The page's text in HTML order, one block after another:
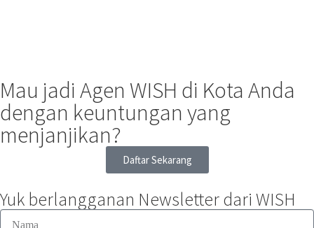
Mau jadi Agen WISH di Kota Anda
dengan keuntungan yang
menjanjikan?
Daftar Sekarang
Yuk berlangganan Newsletter dari WISH